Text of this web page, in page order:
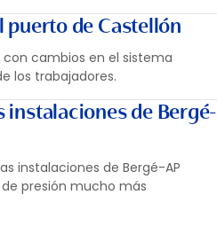
puerto de Castellón
cambios en el sistema
los trabajadores.
instalaciones de Bergé-
instalaciones de Bergé-AP
presión mucho más